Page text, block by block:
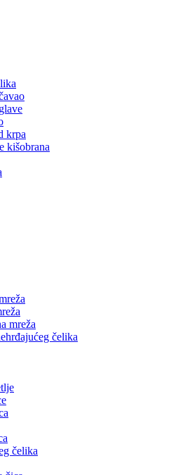
krpa
kišobrana
mreža
čelika
čelika